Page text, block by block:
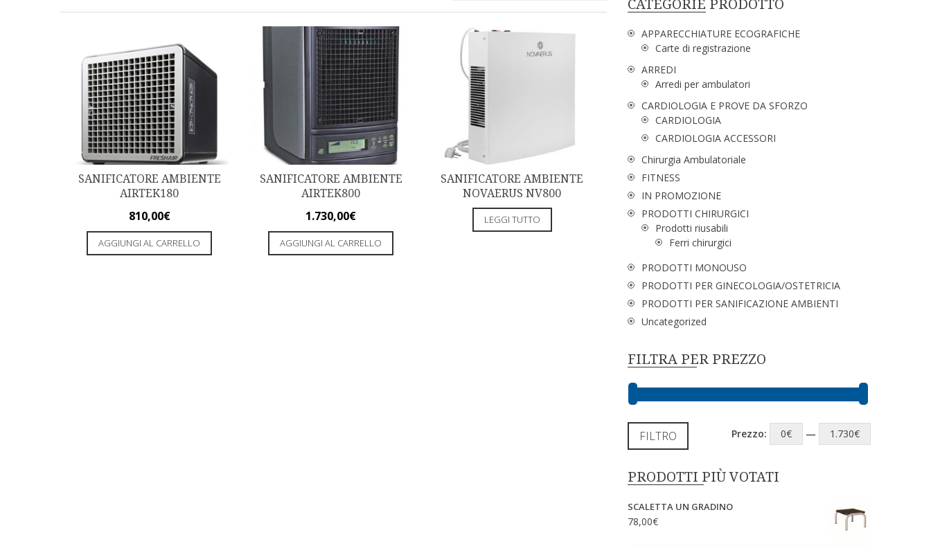
SANIFICATORE AMBIENTE
AIRTEK180
810,00€
AGGIUNGI AL CARRELLO
SANIFICATORE AMBIENTE
AIRTEK800
1.730,00€
AGGIUNGI AL CARRELLO
SANIFICATORE AMBIENTE
NOVAERUS NV800
LEGGI TUTTO
CATEGORIE PRODOTTO
APPARECCHIATURE ECOGRAFICHE
Carte di registrazione
ARREDI
Arredi per ambulatori
CARDIOLOGIA E PROVE DA SFORZO
CARDIOLOGIA
CARDIOLOGIA ACCESSORI
Chirurgia Ambulatoriale
FITNESS
IN PROMOZIONE
PRODOTTI CHIRURGICI
Prodotti riusabili
Ferri chirurgici
PRODOTTI MONOUSO
PRODOTTI PER GINECOLOGIA/OSTETRICIA
PRODOTTI PER SANIFICAZIONE AMBIENTI
Uncategorized
FILTRA PER PREZZO
FILTRO Prezzo: 0€ — 1.730€
PRODOTTI PIÙ VOTATI
SCALETTA UN GRADINO
78,00€